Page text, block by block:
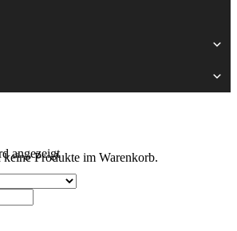
keine Produkte im Warenkorb.
angezeigt